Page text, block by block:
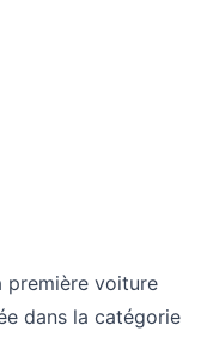
première voiture
dans la catégorie